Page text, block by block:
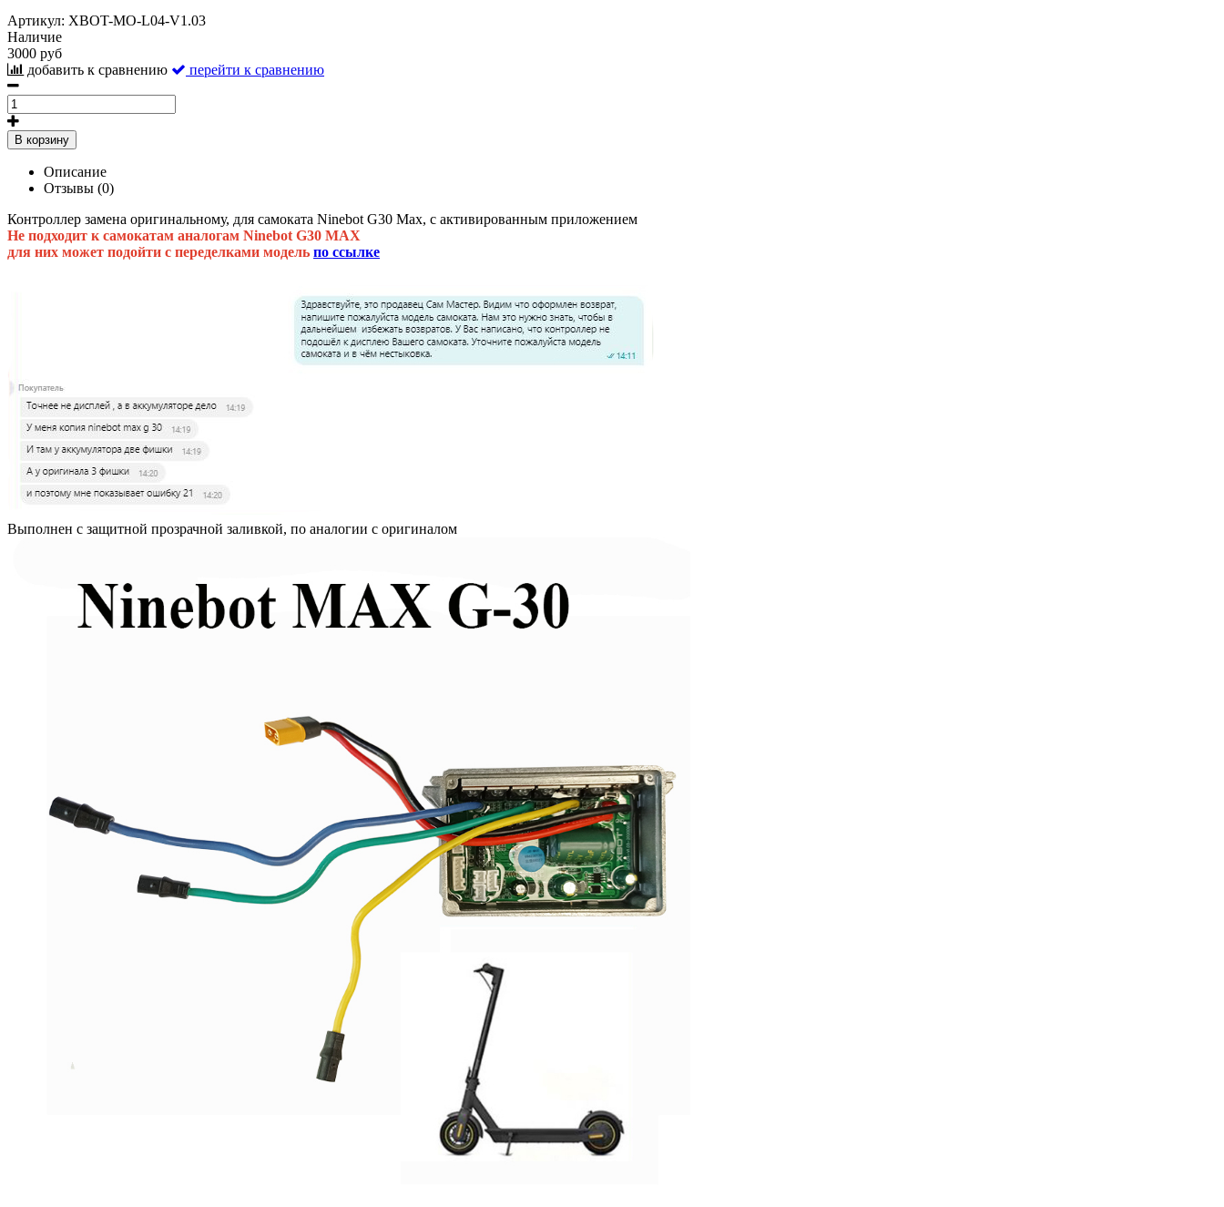
Артикул: XBOT-MO-L04-V1.03
Наличие
3000 руб
добавить к сравнению
перейти к сравнению
В корзину
Описание
Отзывы (0)
Контроллер замена оригинальному, для самоката Ninebot G30 Max, с активированным приложением
Не подходит к самокатам аналогам Ninebot G30 MAX
для них может подойти с переделками модель по ссылке
Выполнен с защитной прозрачной заливкой, по аналогии с оригиналом